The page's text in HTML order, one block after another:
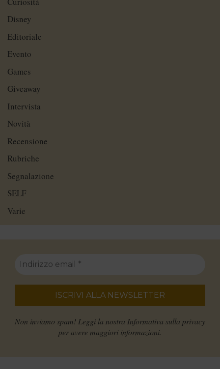
Disney
Editoriale
Evento
Games
Giveaway
Intervista
Novità
Recensione
Rubriche
Segnalazione
SELF
Varie
Non inviamo spam! Leggi la nostra Informativa sulla privacy
per avere maggiori informazioni.